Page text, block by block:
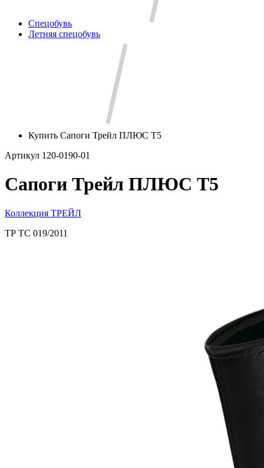
Спецобувь
Летняя спецобувь
Купить Сапоги Трейл ПЛЮС Т5
Артикул 120-0190-01
Сапоги Трейл ПЛЮС Т5
Коллекция ТРЕЙЛ
ТР ТС 019/2011